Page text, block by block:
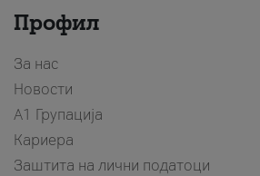
Профил
За нас
Новости
А1 Групација
Кариера
Заштита на лични податоци